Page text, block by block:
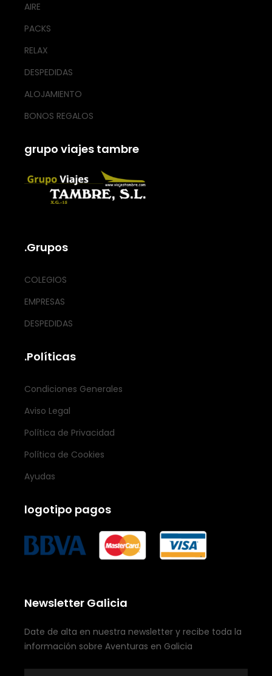
AIRE
PACKS
RELAX
DESPEDIDAS
ALOJAMIENTO
BONOS REGALOS
grupo viajes tambre
.Grupos
COLEGIOS
EMPRESAS
DESPEDIDAS
.Políticas
Condiciones Generales
Aviso Legal
Política de Privacidad
Política de Cookies
Ayudas
logotipo pagos
Newsletter Galicia
Date de alta en nuestra newsletter y recibe toda la
información sobre Aventuras en Galicia